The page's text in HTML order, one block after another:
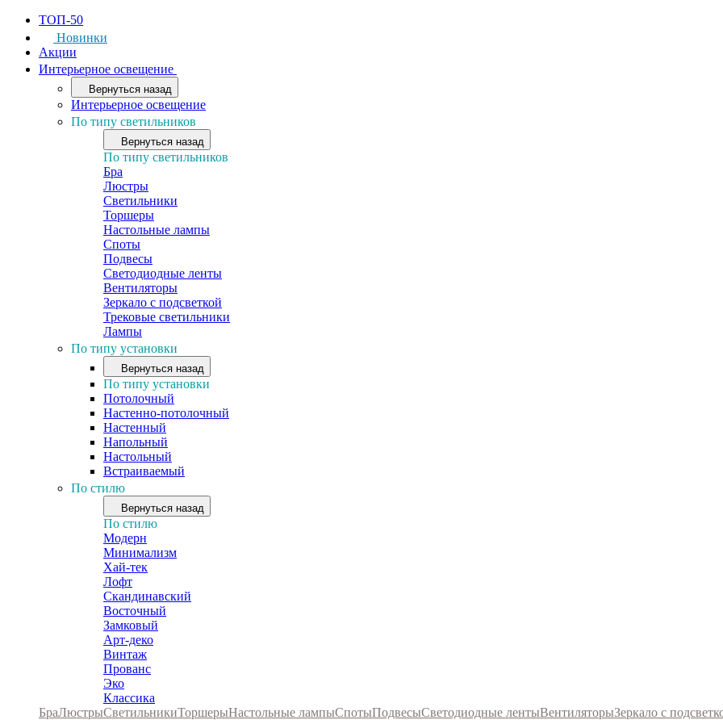
ТОП-50
Новинки
Акции
Интерьерное освещение
Вернуться назад
Интерьерное освещение
По типу светильников
Вернуться назад
По типу светильников
Бра
Люстры
Светильники
Торшеры
Настольные лампы
Споты
Подвесы
Светодиодные ленты
Вентиляторы
Зеркало с подсветкой
Трековые светильники
Лампы
По типу установки
Вернуться назад
По типу установки
Потолочный
Настенно-потолочный
Настенный
Напольный
Настольный
Встраиваемый
По стилю
Вернуться назад
По стилю
Модерн
Минимализм
Хай-тек
Лофт
Скандинавский
Восточный
Замковый
Арт-деко
Винтаж
Прованс
Эко
Классика
БраЛюстрыСветильникиТоршерыНастольные лампыСпотыПодвесыСветодиодные лентыВентиляторыЗеркало с